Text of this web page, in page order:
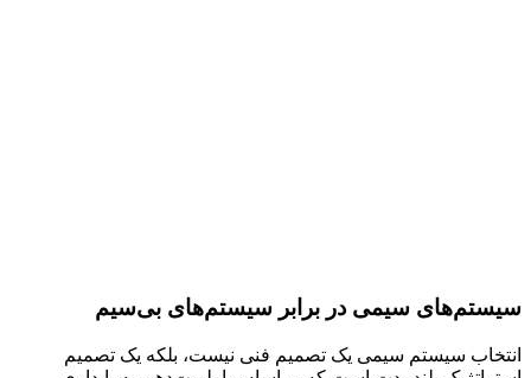
سیستم‌های سیمی در برابر سیستم‌های بی‌سیم
انتخاب سیستم سیمی یک تصمیم فنی نیست، بلکه یک تصمیم